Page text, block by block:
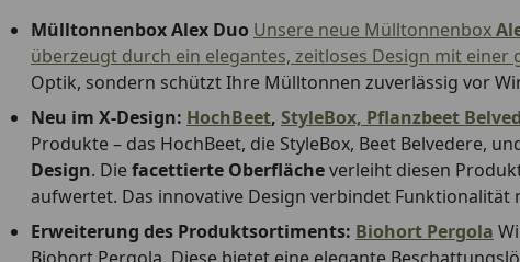
Mülltonnenbox Alex Duo Unsere neue Mülltonnenbox
überzeugt durch ein elegantes, zeitloses Design mit einer
Optik, sondern schützt Ihre Mülltonnen zuverlässig vor
Neu im X-Design: HochBeet, StyleBox, Pflanzbeet
Produkte – das HochBeet, die StyleBox, Beet Belvedere,
Design. Diefacettierte Oberflächeverleiht diesen
aufwertet. Das innovative Design verbindet
Erweiterung des Produktsortiments: Biohort Pergola